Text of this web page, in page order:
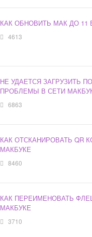
КАК ОБНОВИТЬ МАК ДО 11
4613
НЕ УДАЕТСЯ ЗАГРУЗИТЬ
ПРОБЛЕМЫ В СЕТИ
6863
КАК ОТСКАНИРОВАТЬ QR
МАКБУКЕ
8460
КАК ПЕРЕИМЕНОВАТЬ
МАКБУКЕ
3710